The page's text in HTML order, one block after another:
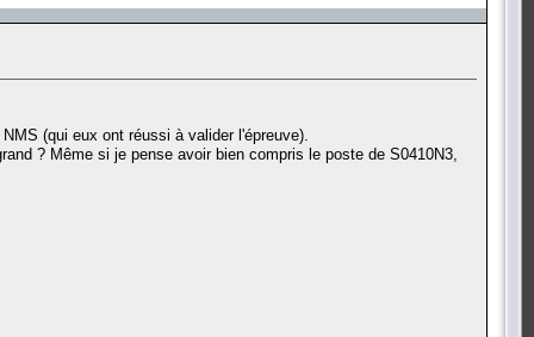
(qui eux ont réussi à valider l'épreuve).
? Même si je pense avoir bien compris le poste de S0410N3,